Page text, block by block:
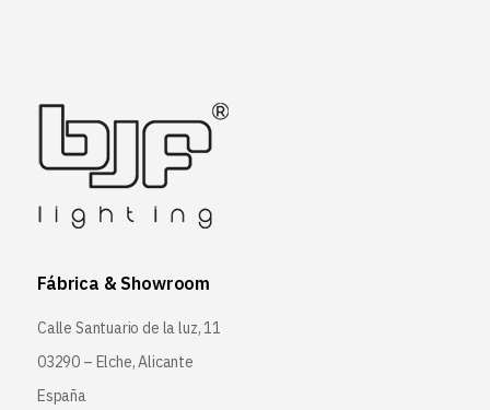
Fábrica & Showroom
Calle Santuario de la luz, 11
03290 – Elche, Alicante
España